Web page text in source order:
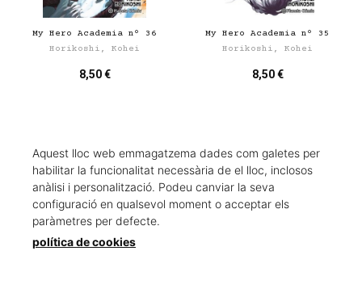
My Hero Academia nº 36
Horikoshi, Kohei
8,50 €
My Hero Academia nº 35
Horikoshi, Kohei
8,50 €
Aquest lloc web emmagatzema dades com galetes per
habilitar la funcionalitat necessària de el lloc, inclosos
anàlisi i personalització. Podeu canviar la seva
configuració en qualsevol moment o acceptar els
paràmetres per defecte.
política de cookies